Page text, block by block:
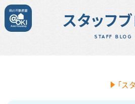
スタッフ
STAFF BLOG
「ス